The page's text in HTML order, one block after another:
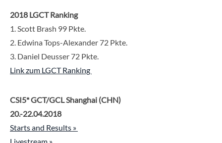
2018 LGCT Ranking
1. Scott Brash 99 Pkte.
2. Edwina Tops-Alexander 72 Pkte.
3. Daniel Deusser 72 Pkte.
Link zum LGCT Ranking
CSI5* GCT/GCL Shanghai (CHN)
20.-22.04.2018
Starts and Results »
Livestream »